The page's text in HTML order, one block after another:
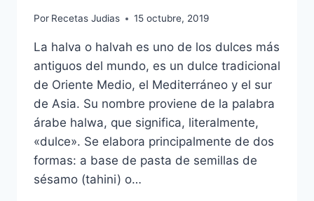
Por Recetas Judias 15 octubre, 2019
La halva o halvah es uno de los dulces más
antiguos del mundo, es un dulce tradicional
de Oriente Medio, el Mediterráneo y el sur
de Asia. Su nombre proviene de la palabra
árabe halwa, que significa, literalmente,
«dulce». Se elabora principalmente de dos
formas: a base de pasta de semillas de
sésamo (tahini) o…